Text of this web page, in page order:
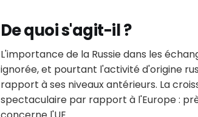
De quoi s'agit-il ?
L'importance de la Russie dans les
ignorée, et pourtant l'activité d'origine
rapport à ses niveaux antérieurs. La
spectaculaire par rapport à l'Europe :